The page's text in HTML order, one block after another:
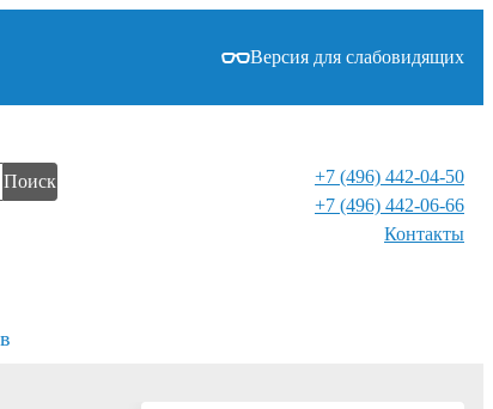
Версия для слабовидящих
Поиск
+7 (496) 442-04-50
+7 (496) 442-06-66
Контакты⁠